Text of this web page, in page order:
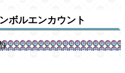
ボルエンカウント
)